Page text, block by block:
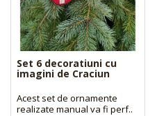
Set 6 decoratiuni cu
imagini de Craciun
Acest set de ornamente
realizate manual va fi perf..